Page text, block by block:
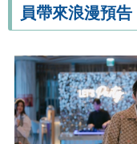
員帶來浪漫預